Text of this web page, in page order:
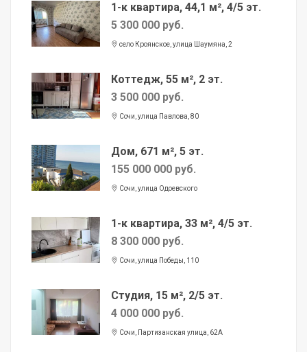
1-к квартира, 44,1 м², 4/5 эт.
5 300 000 руб.
село Кроянское, улица Шаумяна, 2
Коттедж, 55 м², 2 эт.
3 500 000 руб.
Сочи, улица Павлова, 80
Дом, 671 м², 5 эт.
155 000 000 руб.
Сочи, улица Одоевского
1-к квартира, 33 м², 4/5 эт.
8 300 000 руб.
Сочи, улица Победы, 110
Студия, 15 м², 2/5 эт.
4 000 000 руб.
Сочи, Партизанская улица, 62А